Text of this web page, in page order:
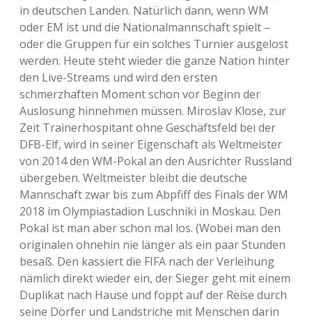
in deutschen Landen. Natürlich dann, wenn WM
oder EM ist und die Nationalmannschaft spielt –
oder die Gruppen für ein solches Turnier ausgelost
werden. Heute steht wieder die ganze Nation hinter
den Live-Streams und wird den ersten
schmerzhaften Moment schon vor Beginn der
Auslosung hinnehmen müssen. Miroslav Klose, zur
Zeit Trainerhospitant ohne Geschäftsfeld bei der
DFB-Elf, wird in seiner Eigenschaft als Weltmeister
von 2014 den WM-Pokal an den Ausrichter Russland
übergeben. Weltmeister bleibt die deutsche
Mannschaft zwar bis zum Abpfiff des Finals der WM
2018 im Olympiastadion Luschniki in Moskau. Den
Pokal ist man aber schon mal los. (Wobei man den
originalen ohnehin nie länger als ein paar Stunden
besaß. Den kassiert die FIFA nach der Verleihung
nämlich direkt wieder ein, der Sieger geht mit einem
Duplikat nach Hause und foppt auf der Reise durch
seine Dörfer und Landstriche mit Menschen darin